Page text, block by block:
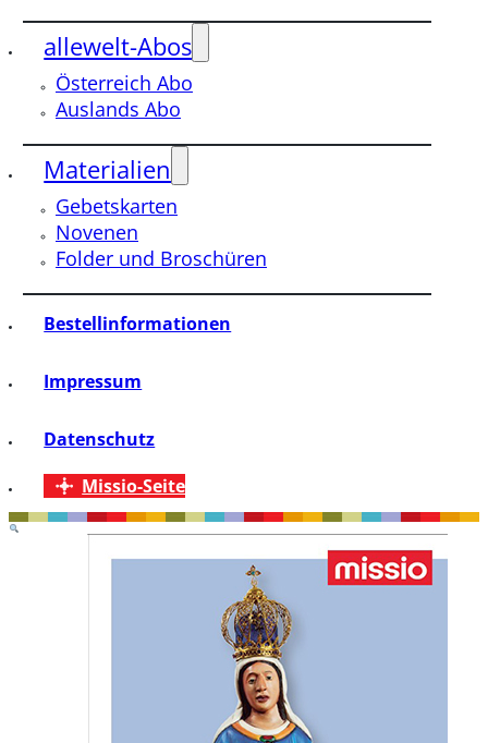
allewelt-Abos
Österreich Abo
Auslands Abo
Materialien
Gebetskarten
Novenen
Folder und Broschüren
Bestellinformationen
Impressum
Datenschutz
Missio-Seite